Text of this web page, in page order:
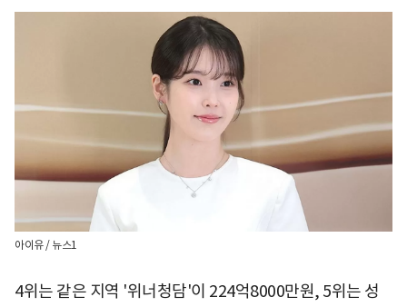
아이유 / 뉴스1
4위는 같은 지역 '위너청담'이 224억8000만원, 5위는 성